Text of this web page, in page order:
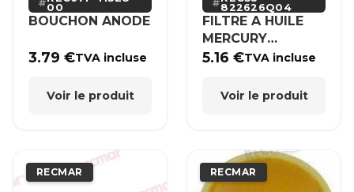
00
BOUCHON ANODE
3.79€TVA incluse
Voir le produit
822626Q04
FILTRE A HUILE
MERCURY
MERCRUISER
5.16€TVA incluse
Voir le produit
RECMAR RECMAR